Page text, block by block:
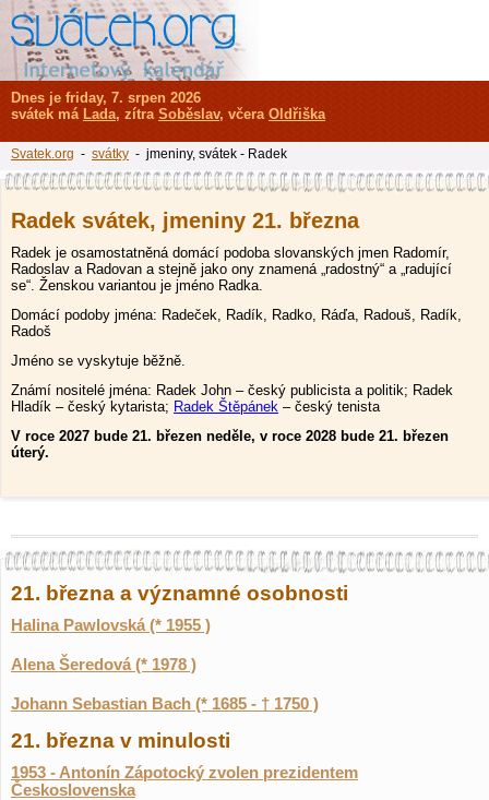
Radek svátek, jmeniny 21. března
Radek je osamostatněná domácí podoba slovanských jmen Radomír,
Radoslav a Radovan a stejně jako ony znamená „radostný“ a „radující
se“. Ženskou variantou je jméno Radka.
Domácí podoby jména: Radeček, Radík, Radko, Ráďa, Radouš, Radík,
Radoš
Jméno se vyskytuje běžně.
Známí nositelé jména: Radek John – český publicista a politik; Radek
Hladík – český kytarista; Radek Štěpánek – český tenista
V roce 2027 bude 21. březen neděle, v roce 2028 bude 21. březen
úterý.
21. března a významné osobnosti
Halina Pawlovská (* 1955 )
Alena Šeredová (* 1978 )
Johann Sebastian Bach (* 1685 - † 1750 )
21. března v minulosti
1953 - Antonín Zápotocký zvolen prezidentem
Československa
Dnes je friday, 7. srpen 2026
svátek má Lada, zítra Soběslav, včera Oldřiška
Svatek.org - svátky - jmeniny, svátek - Radek